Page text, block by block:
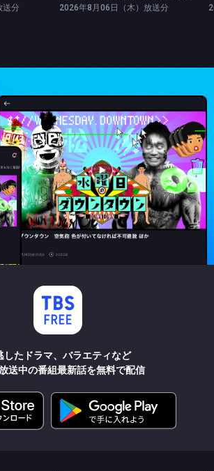
送分
2026年8月06日（木）放送分
したドラマ、バラエティなど
送中の番組最新話を無料で配信